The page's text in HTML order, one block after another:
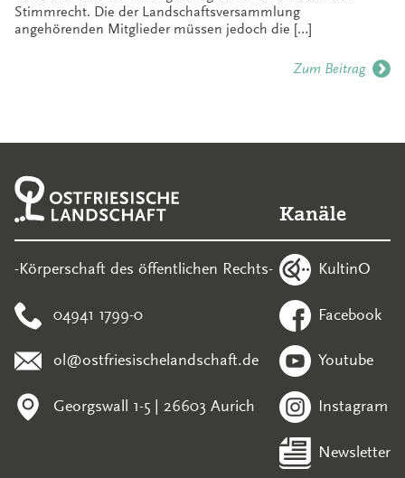
Stimmrecht. Die der Landschaftsversammlung
angehörenden Mitglieder müssen jedoch die […]
Zum Beitrag
-Körperschaft des öffentlichen Rechts-
04941 1799-0
ol@ostfriesischelandschaft.de
Georgswall 1-5 | 26603 Aurich
Kanäle
KultinO
Facebook
Youtube
Instagram
Newsletter